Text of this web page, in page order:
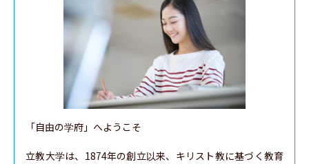
「自由の学府」へようこそ
立教大学は、1874年の創立以来、キリスト教に基づく教育